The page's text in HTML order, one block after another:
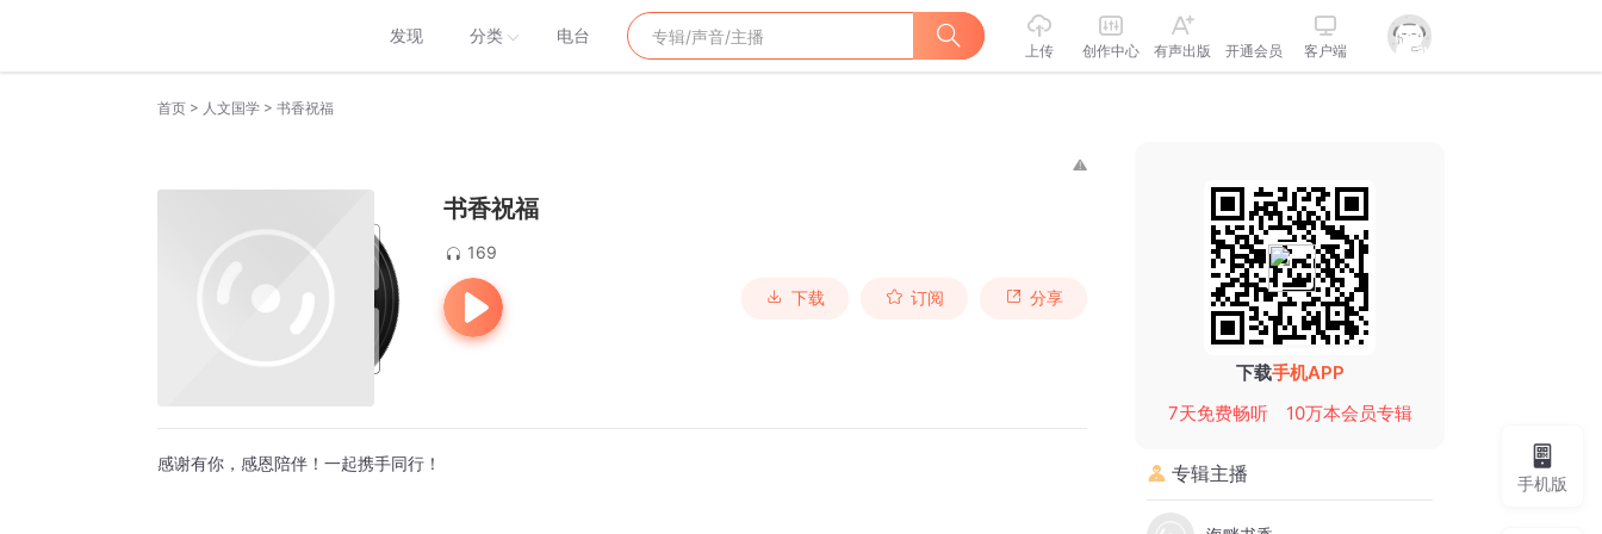
发现 分类 电台
上传 创作中心 有声出版 开通会员 客户端
首页 > 人文国学 > 书香祝福
书香祝福
169
下载 订阅 分享
感谢有你，感恩陪伴！一起携手同行！
下载手机APP
7天免费畅听
10万本会员专辑
专辑主播 手机版